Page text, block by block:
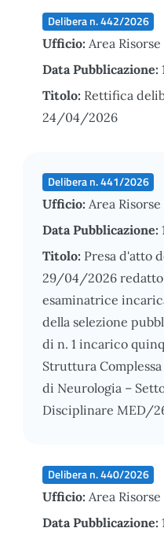
Delibera n. 442/2026
Ufficio: Area
Data Pubblicazione:
Titolo: Rettifica
24/04/2026
Delibera n. 441/2026
Ufficio: Area
Data Pubblicazione:
Titolo: Presa d'atto
29/04/2026 redatto
esaminatrice
della selezione
di n. 1 incarico
Struttura
di Neurologia –
Disciplinare MED/
Delibera n. 440/2026
Ufficio: Area
Data Pubblicazione: